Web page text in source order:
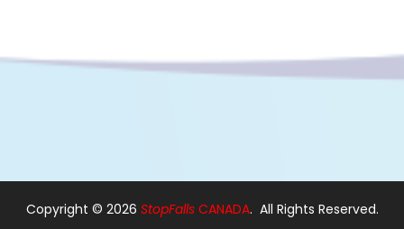
Copyright © 2026 StopFalls CANADA. All Rights Reserved.